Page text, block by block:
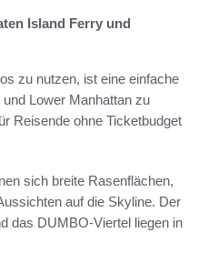
Island Ferry und
zu nutzen, ist eine einfache
Lower Manhattan zu
Reisende ohne Ticketbudget
sich breite Rasenflächen,
auf die Skyline. Der
das DUMBO-Viertel liegen in